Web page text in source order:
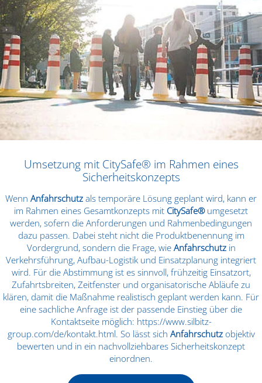
Umsetzung mit CitySafe® im Rahmen eines
Sicherheitskonzepts
Wenn Anfahrschutz als temporäre Lösung geplant wird, kann er
im Rahmen eines Gesamtkonzepts mit CitySafe®umgesetzt
werden, sofern die Anforderungen und Rahmenbedingungen
dazu passen. Dabei steht nicht die Produktbenennung im
Vordergrund, sondern die Frage, wie Anfahrschutzin
Verkehrsführung, Aufbau-Logistik und Einsatzplanung integriert
wird. Für die Abstimmung ist es sinnvoll, frühzeitig Einsatzort,
Zufahrtsbreiten, Zeitfenster und organisatorische Abläufe zu
klären, damit die Maßnahme realistisch geplant werden kann. Für
eine sachliche Anfrage ist der passende Einstieg über die
Kontaktseite möglich: https://www.silbitz-
group.com/de/kontakt.html. So lässt sich Anfahrschutzobjektiv
bewerten und in ein nachvollziehbares Sicherheitskonzept
einordnen.